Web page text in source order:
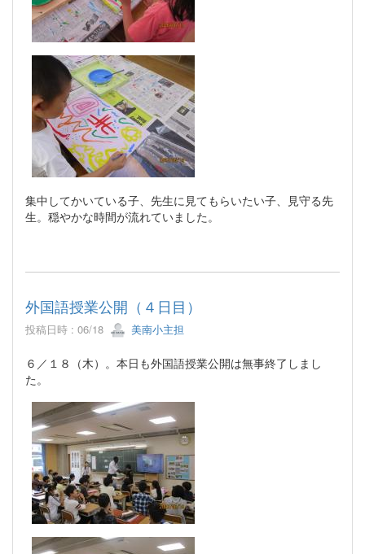
集中してかいている子、先生に見てもらいたい子、見守る先
生。穏やかな時間が流れていました。
外国語授業公開（４日目）
投稿日時 : 06/18 美南小主担
６／１８（木）。本日も外国語授業公開は無事終了しまし
た。